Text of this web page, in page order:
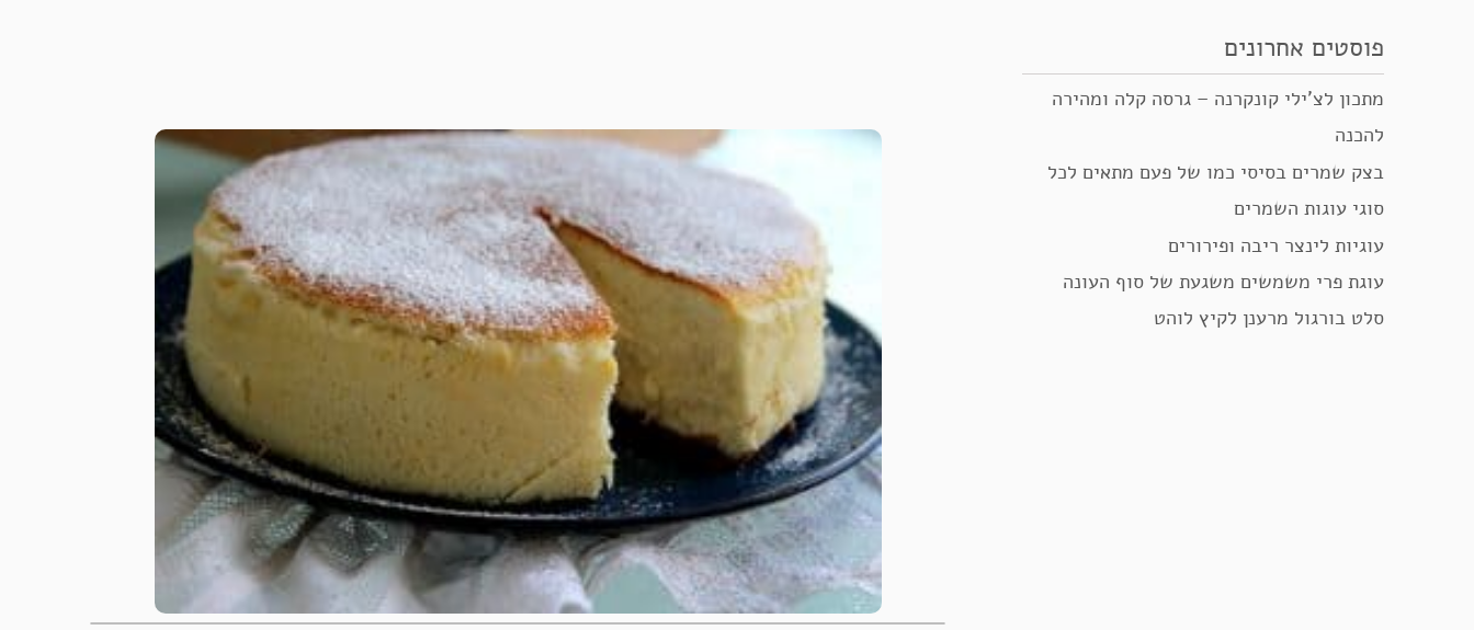
פוסטים אחרונים
מתכון לצ’ילי קונקרנה – גרסה קלה ומהירה
להכנה
בצק שמרים בסיסי כמו של פעם מתאים לכל
סוגי עוגות השמרים
עוגיות לינצר ריבה ופירורים
עוגת פרי משמשים משגעת של סוף העונה
סלט בורגול מרענן לקיץ לוהט